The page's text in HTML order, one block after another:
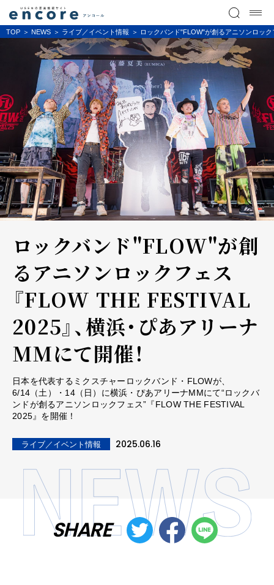
TOP NEWS ライブ／イベント情報 ロックバンド"FLOW"が創るアニソンロッ
ロックバンド"FLOW"が創
るアニソンロックフェス
『FLOW THE FESTIVAL
2025』、横浜・ぴあアリーナ
MMにて開催！
日本を代表するミクスチャーロックバンド・FLOWが、
6/14（土）・14（日）に横浜・ぴあアリーナMMにて“ロックバ
ンドが創るアニソンロックフェス”『FLOW THE FESTIVAL
2025』を開催！
ライブ／イベント情報 2025.06.16
SHARE